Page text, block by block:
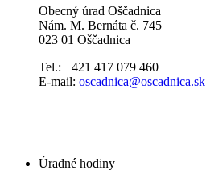
Obecný úrad Oščadnica
Nám. M. Bernáta č. 745
023 01 Oščadnica
Tel.: +421 417 079 460
E-mail: oscadnica@oscadnica.sk
Úradné hodiny